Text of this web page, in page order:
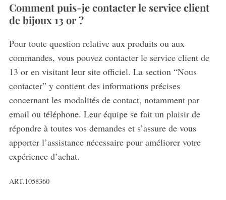
Comment puis-je contacter le service client
de bijoux 13 or ?
Pour toute question relative aux produits ou aux
commandes, vous pouvez contacter le service client de
13 or en visitant leur site officiel. La section “Nous
contacter” y contient des informations précises
concernant les modalités de contact, notamment par
email ou téléphone. Leur équipe se fait un plaisir de
répondre à toutes vos demandes et s’assure de vous
apporter l’assistance nécessaire pour améliorer votre
expérience d’achat.
ART.1058360